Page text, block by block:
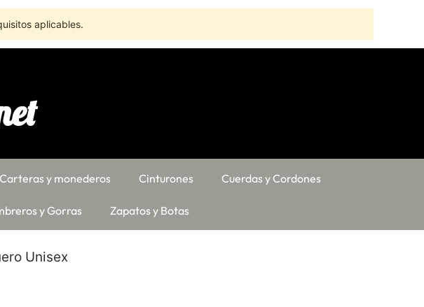
aplicables.
Carteras y monederos Cinturones Cuerdas y Cordones
y Gorras Zapatos y Botas
Unisex